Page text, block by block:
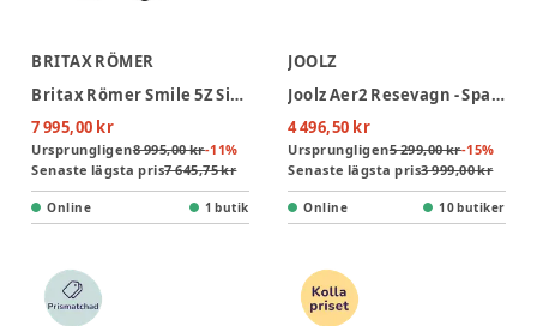
BRITAX RÖMER
Britax Römer Smile 5Z Sittvagn Lux - Urban Olive
7 995,00 kr
Ursprungligen8 995,00 kr-11%
Senaste lägsta pris7 645,75 kr
Online 1 butik
JOOLZ
Joolz Aer2 Resevagn - Space Black
4 496,50 kr
Ursprungligen5 299,00 kr-15%
Senaste lägsta pris3 999,00 kr
Online 10 butiker